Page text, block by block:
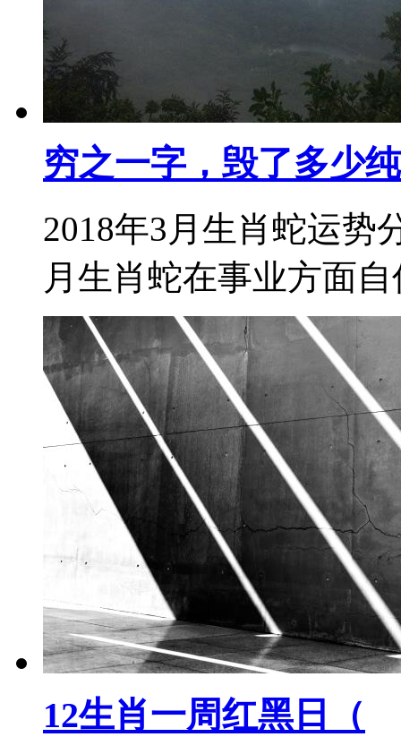
穷之一字，毁了多少纯
2018年3月生肖蛇运势
月生肖蛇在事业方面
12生肖一周红黑日（